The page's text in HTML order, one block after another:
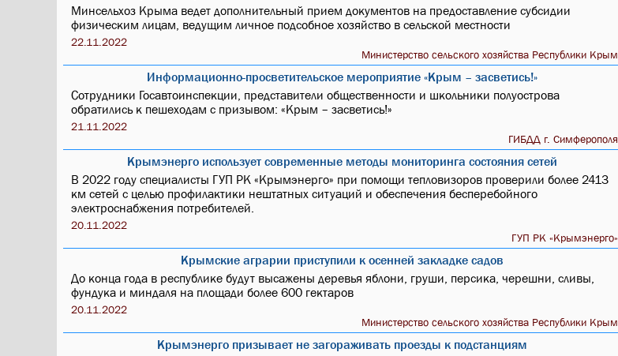
Минсельхоз Крыма ведет дополнительный прием документов на предоставление субсидии
физическим лицам, ведущим личное подсобное хозяйство в сельской местности
22.11.2022
Министерство сельского хозяйства Республики Крым
Информационно-просветительское мероприятие «Крым – засветись!»
Сотрудники Госавтоинспекции, представители общественности и школьники полуострова
обратились к пешеходам с призывом: «Крым – засветись!»
21.11.2022
ГИБДД г. Симферополя
Крымэнерго использует современные методы мониторинга состояния сетей
В 2022 году специалисты ГУП РК «Крымэнерго» при помощи тепловизоров проверили более 2413
км сетей с целью профилактики нештатных ситуаций и обеспечения бесперебойного
электроснабжения потребителей.
20.11.2022
ГУП РК «Крымэнерго»
Крымские аграрии приступили к осенней закладке садов
До конца года в республике будут высажены деревья яблони, груши, персика, черешни, сливы,
фундука и миндаля на площади более 600 гектаров
20.11.2022
Министерство сельского хозяйства Республики Крым
Крымэнерго призывает не загораживать проезды к подстанциям